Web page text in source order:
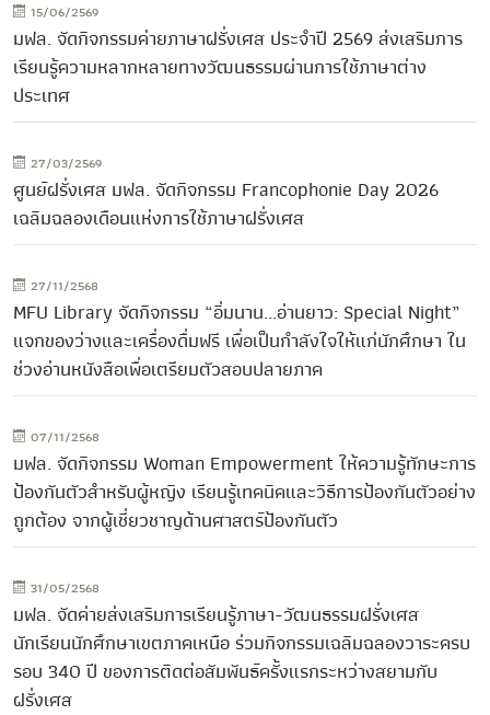
15/06/2569
มฟล. จัดกิจกรรมค่ายภาษาฝรั่งเศส ประจำปี 2569 ส่งเสริมการ
เรียนรู้ความหลากหลายทางวัฒนธรรมผ่านการใช้ภาษาต่าง
ประเทศ
27/03/2569
ศูนย์ฝรั่งเศส มฟล. จัดกิจกรรม Francophonie Day 2026
เฉลิมฉลองเดือนแห่งการใช้ภาษาฝรั่งเศส
27/11/2568
MFU Library จัดกิจกรรม “อิ่มนาน...อ่านยาว: Special Night”
แจกของว่างและเครื่องดื่มฟรี เพื่อเป็นกำลังใจให้แก่นักศึกษา ใน
ช่วงอ่านหนังสือเพื่อเตรียมตัวสอบปลายภาค
07/11/2568
มฟล. จัดกิจกรรม Woman Empowerment ให้ความรู้ทักษะการ
ป้องกันตัวสำหรับผู้หญิง เรียนรู้เทคนิคและวิธีการป้องกันตัวอย่าง
ถูกต้อง จากผู้เชี่ยวชาญด้านศาสตร์ป้องกันตัว
31/05/2568
มฟล. จัดค่ายส่งเสริมการเรียนรู้ภาษา-วัฒนธรรมฝรั่งเศส
นักเรียนนักศึกษาเขตภาคเหนือ ร่วมกิจกรรมเฉลิมฉลองวาระครบ
รอบ 340 ปี ของการติดต่อสัมพันธ์ครั้งแรกระหว่างสยามกับ
ฝรั่งเศส